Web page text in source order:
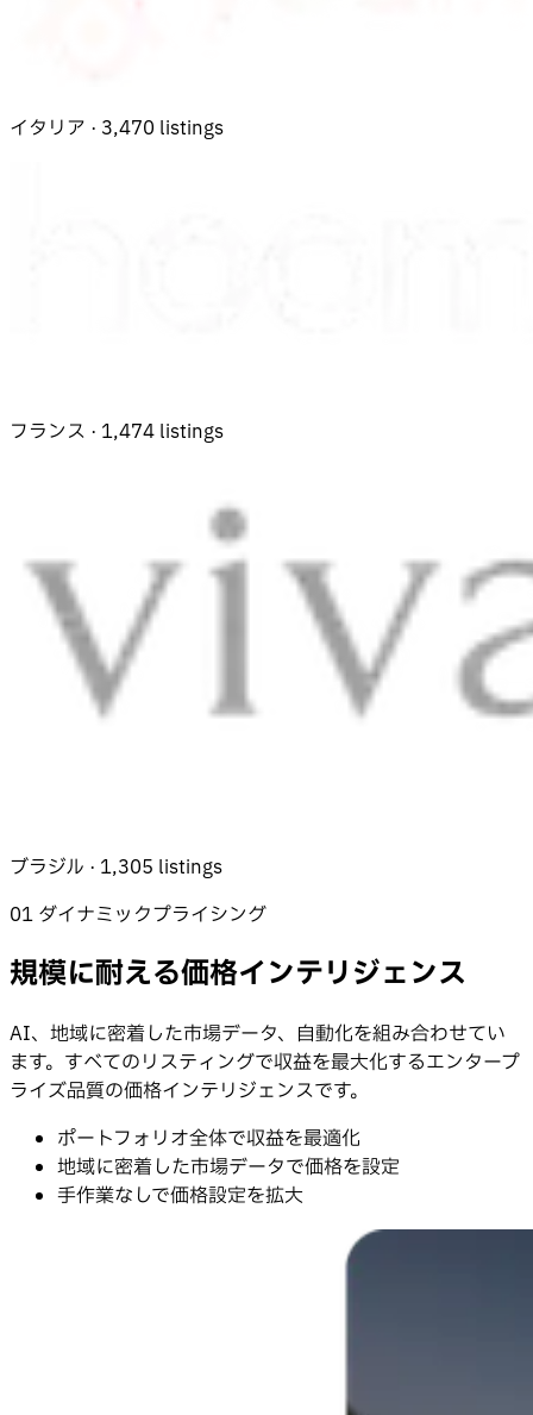
イタリア · 3,470 listings
フランス · 1,474 listings
ブラジル · 1,305 listings
01 ダイナミックプライシング
規模に耐える価格インテリジェンス
AI、地域に密着した市場データ、自動化を組み合わせてい
ます。すべてのリスティングで収益を最大化するエンタープ
ライズ品質の価格インテリジェンスです。
ポートフォリオ全体で収益を最適化
地域に密着した市場データで価格を設定
手作業なしで価格設定を拡大